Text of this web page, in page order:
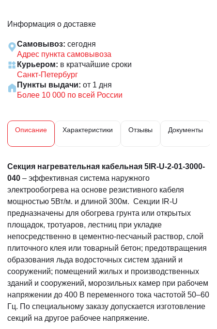
Информация о доставке
Самовывоз: сегодня
Адрес пункта самовывоза
Курьером: в кратчайшие сроки
Санкт-Петербург
Пункты выдачи: от 1 дня
Более 10 000 по всей России
Описание Характеристики Отзывы Документы
Секция нагревательная кабельная 5IR-U-2-01-3000-
040 – эффективная система наружного
электрообогрева на основе резистивного кабеля
мощностью 5Вт/м. и длиной 300м. Секции IR-U
предназначены для обогрева грунта или открытых
площадок, тротуаров, лестниц при укладке
непосредственно в цементно-песчаный раствор, слой
плиточного клея или товарный бетон; предотвращения
образования льда водосточных систем зданий и
сооружений; помещений жилых и производственных
зданий и сооружений, морозильных камер при рабочем
напряжении до 400 В переменного тока частотой 50–60
Гц. По специальному заказу допускается изготовление
секций на другое рабочее напряжение.